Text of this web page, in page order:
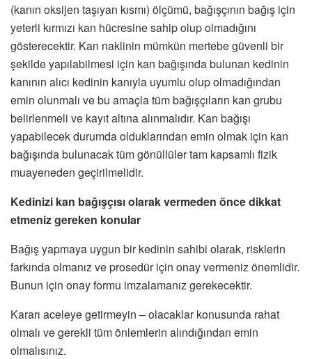
(kanın oksijen taşıyan kısmı) ölçümü, bağışçının bağış için
yeterli kırmızı kan hücresine sahip olup olmadığını
gösterecektir. Kan naklinin mümkün mertebe güvenli bir
şekilde yapılabilmesi için kan bağışında bulunan kedinin
kanının alıcı kedinin kanıyla uyumlu olup olmadığından
emin olunmalı ve bu amaçla tüm bağışçıların kan grubu
belirlenmeli ve kayıt altına alınmalıdır. Kan bağışı
yapabilecek durumda olduklarından emin olmak için kan
bağışında bulunacak tüm gönüllüler tam kapsamlı fizik
muayeneden geçirilmelidir.
Kedinizi kan bağışçısı olarak vermeden önce dikkat
etmeniz gereken konular
Bağış yapmaya uygun bir kedinin sahibi olarak, risklerin
farkında olmanız ve prosedür için onay vermeniz önemlidir.
Bunun için onay formu imzalamanız gerekecektir.
Kararı aceleye getirmeyin – olacaklar konusunda rahat
olmalı ve gerekli tüm önlemlerin alındığından emin
olmalısınız.